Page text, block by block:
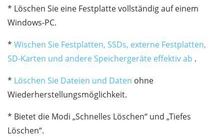
* Löschen Sie eine Festplatte vollständig auf einem
Windows-PC.
* Wischen Sie Festplatten, SSDs, externe Festplatten,
SD-Karten und andere Speichergeräte effektiv ab .
* Löschen Sie Dateien und Daten ohne
Wiederherstellungsmöglichkeit.
* Bietet die Modi „Schnelles Löschen“ und „Tiefes
Löschen“.